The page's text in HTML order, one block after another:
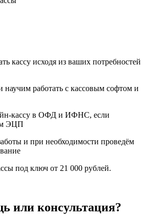
кассу исходя из ваших потребностей
научим работать с кассовым софтом и
кассу в ОФД и ИФНС, если
ЭЦП
и при необходимости проведём
под ключ от 21 000 рублей.
или консультация?